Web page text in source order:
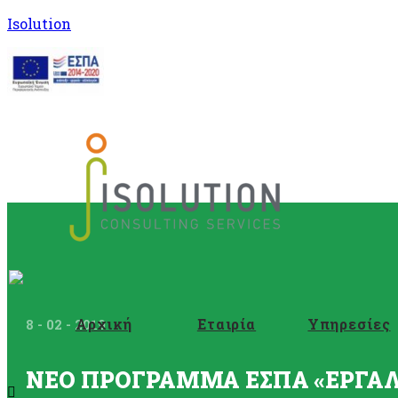
Isolution
Αρχική Εταιρία Υπηρεσίες
8 - 02 - 2019
ΝΕΟ ΠΡΟΓΡΑΜΜΑ ΕΣΠΑ